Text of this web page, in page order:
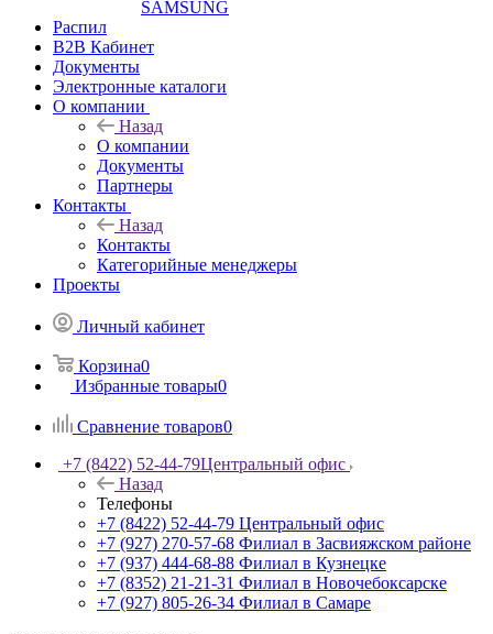
SAMSUNG
Распил
B2B Кабинет
Документы
Электронные каталоги
О компании
Назад
О компании
Документы
Партнеры
Контакты
Назад
Контакты
Категорийные менеджеры
Проекты
Личный кабинет
Корзина0
Избранные товары0
Сравнение товаров0
+7 (8422) 52-44-79Центральный офис
Назад
Телефоны
+7 (8422) 52-44-79 Центральный офис
+7 (927) 270-57-68 Филиал в Засвияжском районе
+7 (937) 444-68-88 Филиал в Кузнецке
+7 (8352) 21-21-31 Филиал в Новочебоксарске
+7 (927) 805-26-34 Филиал в Самаре